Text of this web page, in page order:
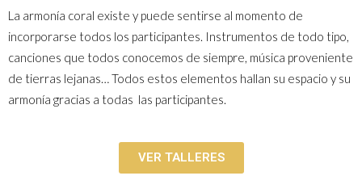
La armonía coral existe y puede sentirse al momento de
incorporarse todos los participantes. Instrumentos de todo tipo,
canciones que todos conocemos de siempre, música proveniente
de tierras lejanas… Todos estos elementos hallan su espacio y su
armonía gracias a todas las participantes.
VER TALLERES